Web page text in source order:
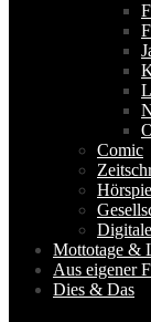
Comic
Mottotage &
Aus eigener
Dies & Das